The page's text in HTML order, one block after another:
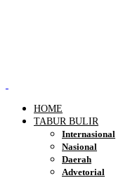
HOME
TABUR BULIR
Internasional
Nasional
Daerah
Advetorial